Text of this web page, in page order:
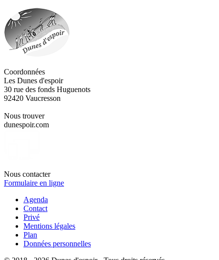
Coordonnées
Les Dunes d'espoir
30 rue des fonds Huguenots
92420 Vaucresson
Nous trouver
dunespoir.com
Nous contacter
Formulaire en ligne
Agenda
Contact
Privé
Mentions légales
Plan
Données personnelles